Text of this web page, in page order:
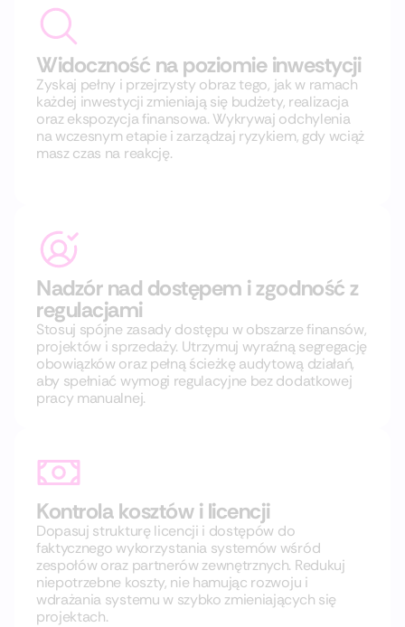
Widoczność na poziomie inwestycji
Zyskaj pełny i przejrzysty obraz tego, jak w ramach
każdej inwestycji zmieniają się budżety, realizacja
oraz ekspozycja finansowa. Wykrywaj odchylenia
na wczesnym etapie i zarządzaj ryzykiem, gdy wciąż
masz czas na reakcję.
Nadzór nad dostępem i zgodność z
regulacjami
Stosuj spójne zasady dostępu w obszarze finansów,
projektów i sprzedaży. Utrzymuj wyraźną segregację
obowiązków oraz pełną ścieżkę audytową działań,
aby spełniać wymogi regulacyjne bez dodatkowej
pracy manualnej.
Kontrola kosztów i licencji
Dopasuj strukturę licencji i dostępów do
faktycznego wykorzystania systemów wśród
zespołów oraz partnerów zewnętrznych. Redukuj
niepotrzebne koszty, nie hamując rozwoju i
wdrażania systemu w szybko zmieniających się
projektach.